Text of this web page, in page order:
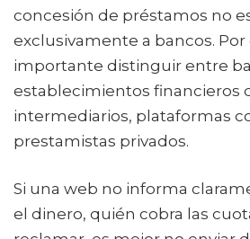
concesión de préstamos no
exclusivamente a bancos. Por
importante distinguir entre
establecimientos financieros
intermediarios, plataformas
prestamistas privados.
Si una web no informa
el dinero, quién cobra las